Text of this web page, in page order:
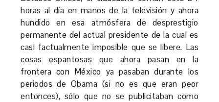
horas al día en manos de la televisión y ahora
hundido en esa atmósfera de desprestigio
permanente del actual presidente de la cual es
casi factualmente imposible que se libere. Las
cosas espantosas que ahora pasan en la
frontera con México ya pasaban durante los
periodos de Obama (si no es que eran peor
entonces), sólo que no se publicitaban como